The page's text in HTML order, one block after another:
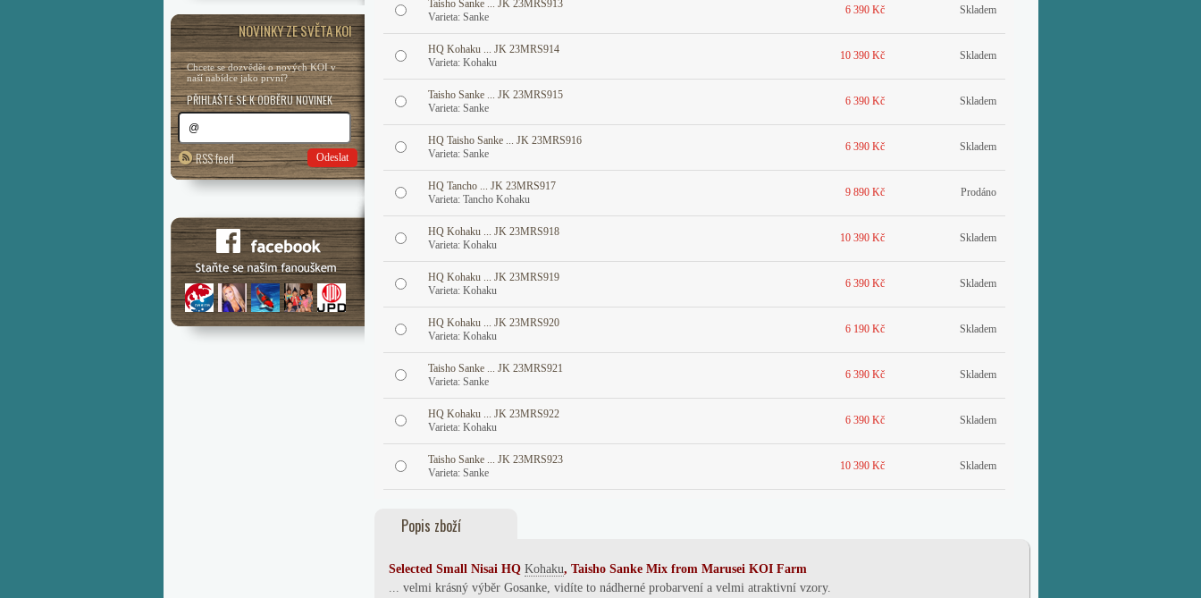
NOVINKY ZE SVĚTA KOI
Chcete se dozvědět o nových KOI v
naší nabídce jako první?
PŘIHLAŠTE SE K ODBĚRU NOVINEK
RSS feed Odeslat
Taisho Sanke ... JK 23MRS913
Varieta: Sanke
6 390 Kč Skladem
HQ Kohaku ... JK 23MRS914
Varieta: Kohaku
10 390 Kč Skladem
Taisho Sanke ... JK 23MRS915
Varieta: Sanke
6 390 Kč Skladem
HQ Taisho Sanke ... JK 23MRS916
Varieta: Sanke
6 390 Kč Skladem
HQ Tancho ... JK 23MRS917
Varieta: Tancho Kohaku
9 890 Kč Prodáno
HQ Kohaku ... JK 23MRS918
Varieta: Kohaku
10 390 Kč Skladem
HQ Kohaku ... JK 23MRS919
Varieta: Kohaku
6 390 Kč Skladem
HQ Kohaku ... JK 23MRS920
Varieta: Kohaku
6 190 Kč Skladem
Taisho Sanke ... JK 23MRS921
Varieta: Sanke
6 390 Kč Skladem
HQ Kohaku ... JK 23MRS922
Varieta: Kohaku
6 390 Kč Skladem
Taisho Sanke ... JK 23MRS923
Varieta: Sanke
10 390 Kč Skladem
Popis zboží
Selected Small Nisai HQ Kohaku, Taisho SankeMix from MaruseiKOI Farm
... velmi krásný výběr Gosanke, vidíte to nádherné probarvení a velmi atraktivní vzory.